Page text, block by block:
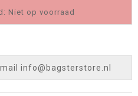
Niet op voorraad
info@bagsterstore.nl